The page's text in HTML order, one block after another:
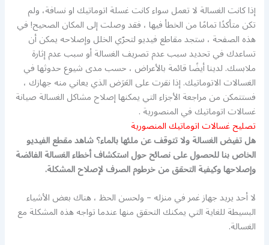
إذا كانت الغسالة لا تعمل سواء كانت غسلة اتوماتيك او نسافة، ولم
تكن متأكدًا تمامًا من الخطأ فيها ، فقد وصلت إلى المكان الصحيح! في
هذه الصفحة ، ستجد مقاطع فيديو لتحرّي الخلل وإصلاحه يمكن أن
تساعدك في تحديد سبب عدم تصريف الغسالة أو سبب عدم إثارة
ملابسك. لدينا أيضًا قائمة بالأعراض ، حسب مدى شيوع حدوثها في
الغسالات الاتوماتيك. إذا نقرت على العَرَض الذي يعاني منه جهازك ،
فستتمكن من مراجعة الأجزاء التي يمكنها إصلاح مشاكل الغسالة صيانة
غسالات اتوماتيك في المنصورية .
تصليح غسالات اتوماتيك المنصورية
هل تفيض الغسالة ولا تتوقف عن ملئها بالماء؟ شاهد مقطع الفيديو
الخاص بنا للحصول على نصائح حول استكشاف أخطاء الغسالة الفائضة
وإصلاحها وكيفية التحقق من خرطوم الصرف لإصلاح المشكلة.
لا أحد يريد جهاز غمر في منزله – ولحسن الحظ ، هناك بعض الأشياء
البسيطة للغاية التي يمكنك التحقق منها عندما تواجه هذه المشكلة مع
الغسالة.